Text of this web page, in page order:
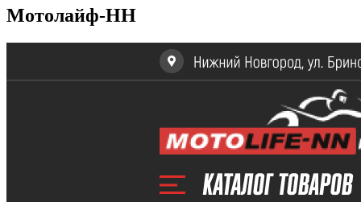
Мотолайф-НН